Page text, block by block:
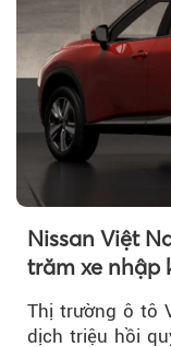
Nissan Việt
trăm xe nhập
Thị trường ô tô
dịch triệu hồi